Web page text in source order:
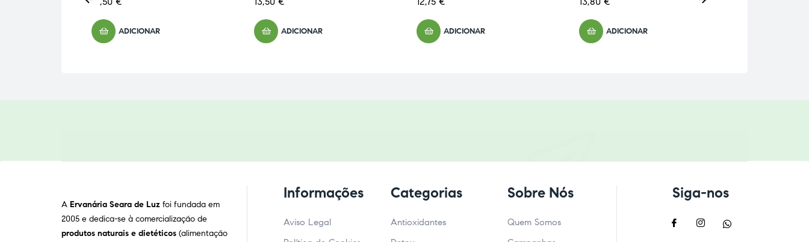
ADICIONAR ADICIONAR ADICIONAR ADICIONAR
A Ervanária Seara de Luz foi fundada em
2005 e dedica-se à comercialização de
produtos naturais e dietéticos (alimentação
Informações
Aviso Legal
Categorias
Antioxidantes
Sobre Nós
Quem Somos
Siga-nos